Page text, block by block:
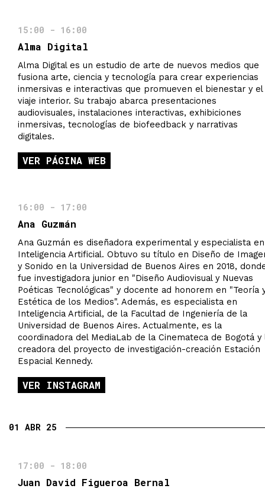
15:00 - 16:00
Alma Digital
Alma Digital es un estudio de arte de nuevos medios que
fusiona arte, ciencia y tecnología para crear experiencias
inmersivas e interactivas que promueven el bienestar y el
viaje interior. Su trabajo abarca presentaciones
audiovisuales, instalaciones interactivas, exhibiciones
inmersivas, tecnologías de biofeedback y narrativas
digitales.
VER PÁGINA WEB
16:00 - 17:00
Ana Guzmán
Ana Guzmán es diseñadora experimental y especialista en
Inteligencia Artificial. Obtuvo su título en Diseño de
y Sonido en la Universidad de Buenos Aires en 2018,
fue investigadora junior en "Diseño Audiovisual y Nuevas
Poéticas Tecnológicas" y docente ad honorem en "Teoría
Estética de los Medios". Además, es especialista en
Inteligencia Artificial, de la Facultad de Ingeniería de la
Universidad de Buenos Aires. Actualmente, es la
coordinadora del MediaLab de la Cinemateca de Bogotá y
creadora del proyecto de investigación-creación Estación
Espacial Kennedy.
VER INSTAGRAM
01 ABR 25
17:00 - 18:00
Juan David Figueroa Bernal